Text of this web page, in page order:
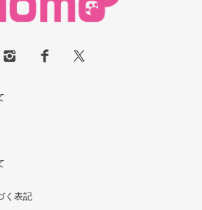
く表記